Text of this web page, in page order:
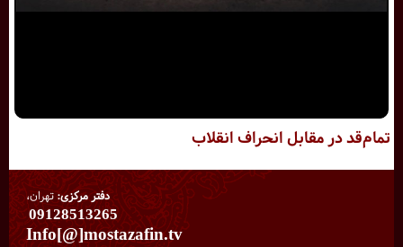
تمام‌قد در مقابل انحراف انقلاب
دفتر مرکزی:تهران،
09128513265
Info[@]mostazafin.tv